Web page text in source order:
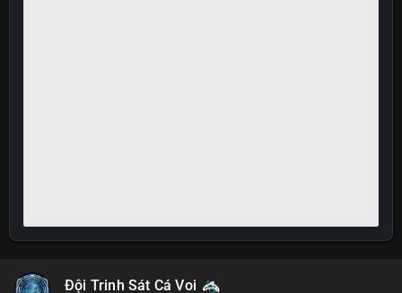
Đội Trinh Sát Cá Voi